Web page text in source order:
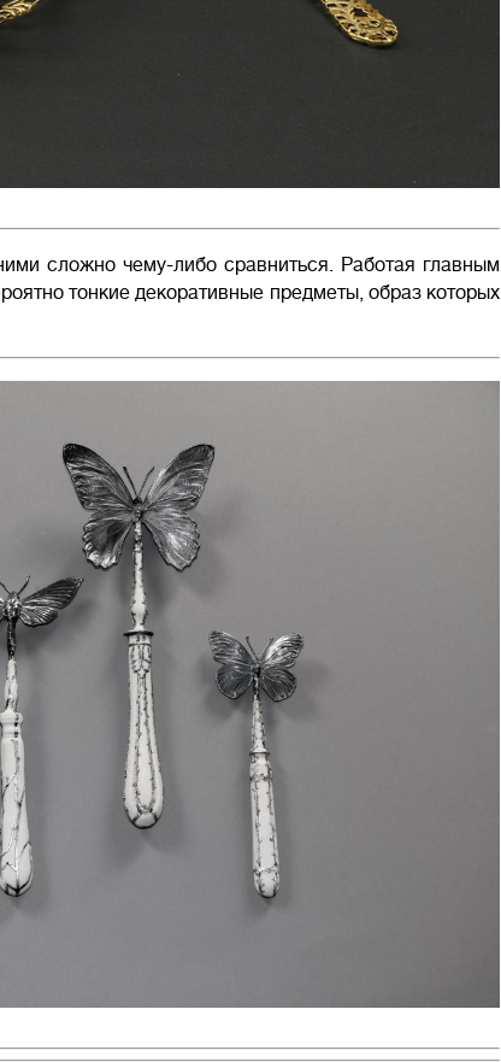
сложно чему-либо сравниться. Работая главным
тонкие декоративные предметы, образ которых